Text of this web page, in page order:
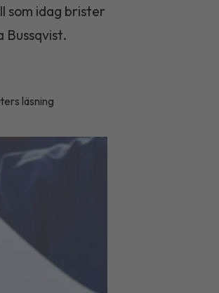
som idag brister
Bussqvist.
läsning